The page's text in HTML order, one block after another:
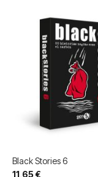
Black Stories 6
11,65 €